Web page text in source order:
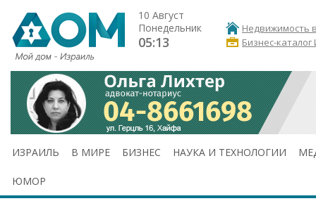
10 Август
Понедельник
05:13
Недвижимость
Бизнес-каталог
ИЗРАИЛЬ В МИРЕ БИЗНЕС НАУКА И ТЕХНОЛОГИИ
ЮМОР